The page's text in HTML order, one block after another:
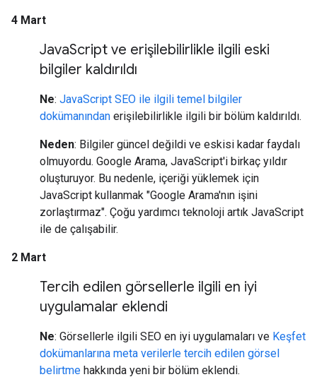
4 Mart
JavaScript ve erişilebilirlikle ilgili eski
bilgiler kaldırıldı
Ne: JavaScript SEO ile ilgili temel bilgiler
dokümanından erişilebilirlikle ilgili bir bölüm kaldırıldı.
Neden: Bilgiler güncel değildi ve eskisi kadar faydalı
olmuyordu. Google Arama, JavaScript'i birkaç yıldır
oluşturuyor. Bu nedenle, içeriği yüklemek için
JavaScript kullanmak "Google Arama'nın işini
zorlaştırmaz". Çoğu yardımcı teknoloji artık JavaScript
ile de çalışabilir.
2 Mart
Tercih edilen görsellerle ilgili en iyi
uygulamalar eklendi
Ne: Görsellerle ilgili SEO en iyi uygulamaları ve Keşfet
dokümanlarına meta verilerle tercih edilen görsel
belirtme hakkında yeni bir bölüm eklendi.